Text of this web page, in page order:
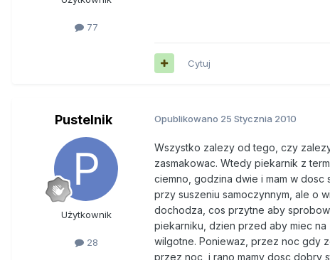
77
Cytuj
Pustelnik
Użytkownik
28
Opublikowano 25 Stycznia 2010
Wszystko zalezy od tego, czy
zasmakowac. Wtedy piekarnik z
ciemno, godzina dwie i mam w
przy suszeniu samoczynnym, ale o
dochodza, cos przytne aby
piekarniku, dzien przed aby miec
wilgotne. Poniewaz, przez noc gdy
przez noc, i rano mamy dosc dobry